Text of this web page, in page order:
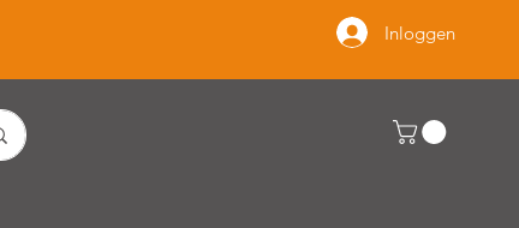
Inloggen